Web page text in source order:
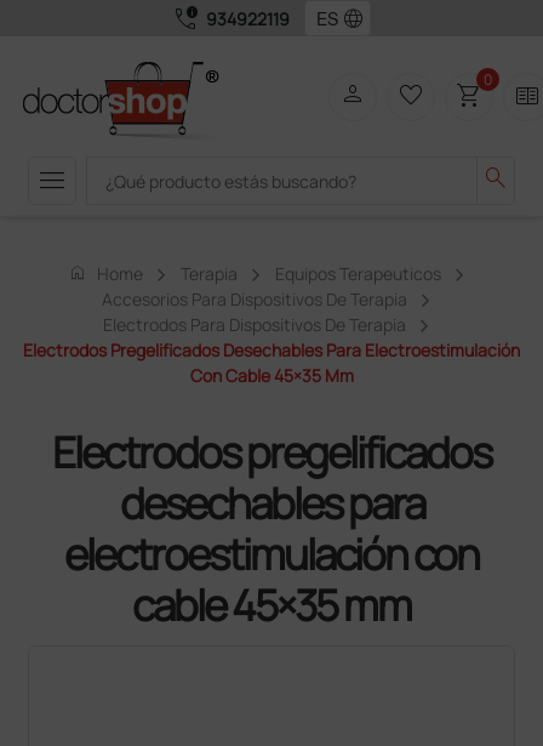
call_quality 934922119 language
menu search
person favorite_border shopping_cart0 two_pager
home Home Terapia
Equipos Terapeuticos
Accesorios Para Dispositivos De Terapia
Electrodos Para Dispositivos De Terapia
Electrodos Pregelificados Desechables Para Electroestimulación
Con Cable 45×35 Mm
Electrodos pregelificados
desechables para
electroestimulación con
cable 45×35 mm